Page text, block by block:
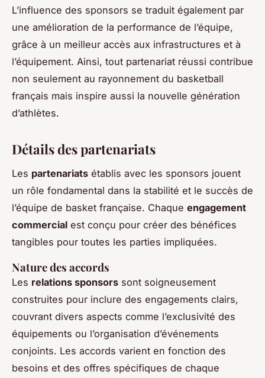
L’influence des sponsors se traduit également par
une amélioration de la performance de l’équipe,
grâce à un meilleur accès aux infrastructures et à
l’équipement. Ainsi, tout partenariat réussi contribue
non seulement au rayonnement du basketball
français mais inspire aussi la nouvelle génération
d’athlètes.
Détails des partenariats
Les partenariats établis avec les sponsors jouent
un rôle fondamental dans la stabilité et le succès de
l’équipe de basket française. Chaque engagement
commercial est conçu pour créer des bénéfices
tangibles pour toutes les parties impliquées.
Nature des accords
Les relations sponsors sont soigneusement
construites pour inclure des engagements clairs,
couvrant divers aspects comme l’exclusivité des
équipements ou l’organisation d’événements
conjoints. Les accords varient en fonction des
besoins et des offres spécifiques de chaque